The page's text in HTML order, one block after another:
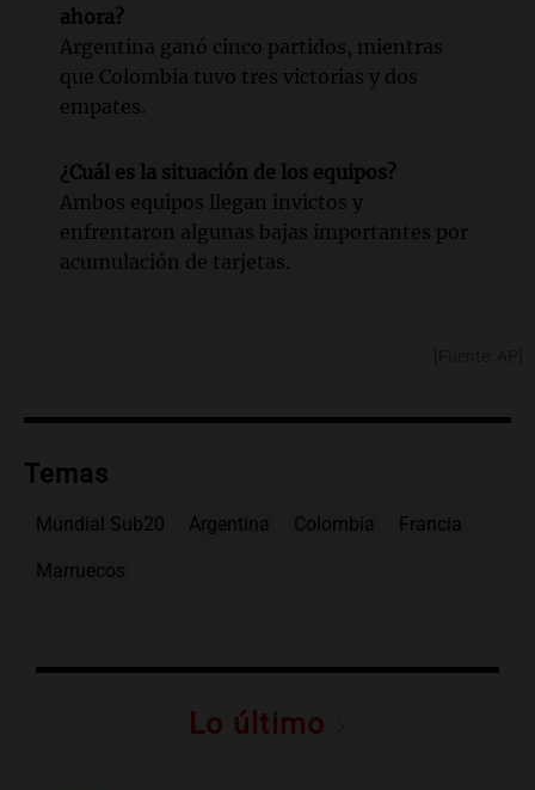
ahora?
Argentina ganó cinco partidos, mientras
que Colombia tuvo tres victorias y dos
empates.
¿Cuál es la situación de los equipos?
Ambos equipos llegan invictos y
enfrentaron algunas bajas importantes por
acumulación de tarjetas.
Temas
Mundial Sub20 Argentina Colombia Francia
Marruecos
Lo último